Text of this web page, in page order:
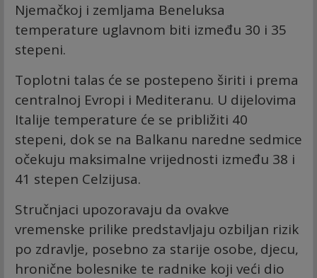
Njemačkoj i zemljama Beneluksa
temperature uglavnom biti između 30 i 35
stepeni.
Toplotni talas će se postepeno širiti i prema
centralnoj Evropi i Mediteranu. U dijelovima
Italije temperature će se približiti 40
stepeni, dok se na Balkanu naredne sedmice
očekuju maksimalne vrijednosti između 38 i
41 stepen Celzijusa.
Stručnjaci upozoravaju da ovakve
vremenske prilike predstavljaju ozbiljan rizik
po zdravlje, posebno za starije osobe, djecu,
hronične bolesnike te radnike koji veći dio